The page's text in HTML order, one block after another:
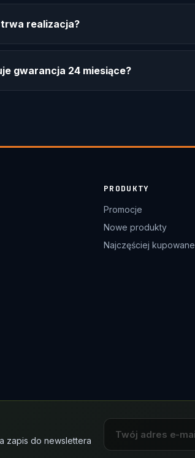
trwa realizacja?
gwarancja 24 miesiące?
PRODUKTY
Promocje
Nowe produkty
Najczęściej kupowane
zapis do newslettera